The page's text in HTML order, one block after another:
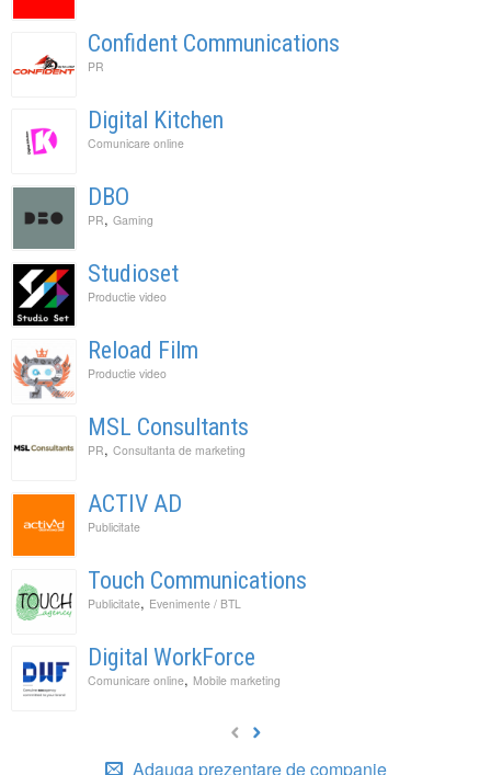
Confident Communications
PR
Digital Kitchen
Comunicare online
DBO
PR, Gaming
Studioset
Productie video
Reload Film
Productie video
MSL Consultants
PR, Consultanta de marketing
ACTIV AD
Publicitate
Touch Communications
Publicitate, Evenimente / BTL
Digital WorkForce
Comunicare online, Mobile marketing
Adauga prezentare de companie